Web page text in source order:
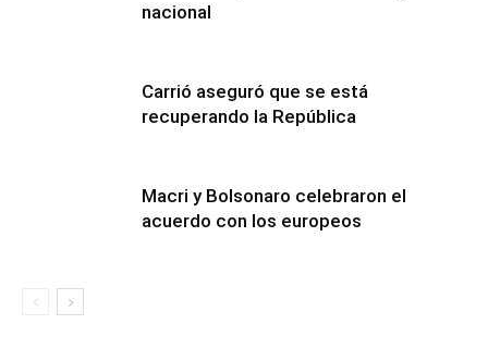
nacional
Carrió aseguró que se está
recuperando la República
Macri y Bolsonaro celebraron el
acuerdo con los europeos